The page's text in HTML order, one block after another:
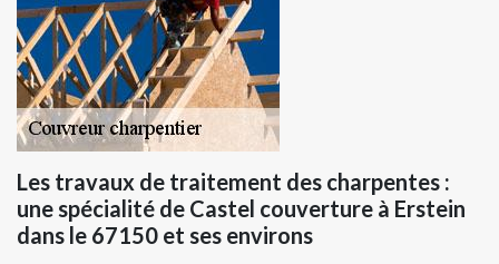
Les travaux de traitement des charpentes :
une spécialité de Castel couverture à Erstein
dans le 67150 et ses environs